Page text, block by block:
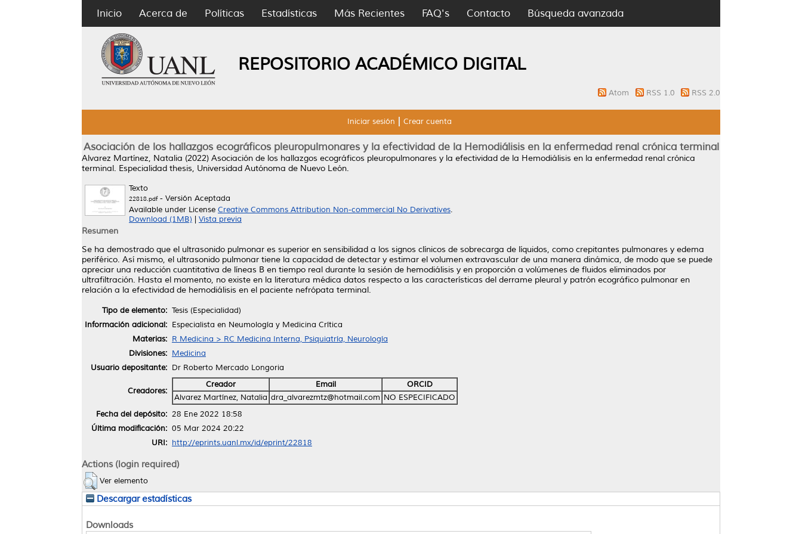
Inicio Acerca de Políticas Estadísticas Más Recientes FAQ's Contacto Búsqueda avanzada
REPOSITORIO ACADÉMICO DIGITAL
Atom RSS 1.0 RSS 2.0
Iniciar sesión Crear cuenta
Asociación de los hallazgos ecográficos pleuropulmonares y la efectividad de la Hemodiálisis en la enfermedad renal crónica terminal
Alvarez Martínez, Natalia (2022) Asociación de los hallazgos ecográficos pleuropulmonares y la efectividad de la Hemodiálisis en la enfermedad renal crónica
terminal. Especialidad thesis, Universidad Autónoma de Nuevo León.
Texto
22818.pdf- Versión Aceptada
Available under License Creative Commons Attribution Non-commercial No Derivatives.
Download (1MB)
Vista previa
Resumen
Se ha demostrado que el ultrasonido pulmonar es superior en sensibilidad a los signos clínicos de sobrecarga de líquidos, como crepitantes pulmonares y edema
periférico. Así mismo, el ultrasonido pulmonar tiene la capacidad de detectar y estimar el volumen extravascular de una manera dinámica, de modo que se puede
apreciar una reducción cuantitativa de líneas B en tiempo real durante la sesión de hemodiálisis y en proporción a volúmenes de fluidos eliminados por
ultrafiltración. Hasta el momento, no existe en la literatura médica datos respecto a las características del derrame pleural y patrón ecográfico pulmonar en
relación a la efectividad de hemodiálisis en el paciente nefrópata terminal.
Tipo de elemento: Tesis (Especialidad)
Información adicional: Especialista en Neumología y Medicina Crítica
Materias: R Medicina > RC Medicina Interna, Psiquiatría, Neurología
Divisiones: Medicina
Usuario depositante: Dr Roberto Mercado Longoria
Creadores:
Creador Email
ORCID
Alvarez Martínez, Natalia dra_alvarezmtz@hotmail.com NO ESPECIFICADO
Fecha del depósito: 28 Ene 2022 18:58
Última modificación: 05 Mar 2024 20:22
URI: http://eprints.uanl.mx/id/eprint/22818
Actions (login required)
Ver elemento
Descargar estadísticas
Downloads